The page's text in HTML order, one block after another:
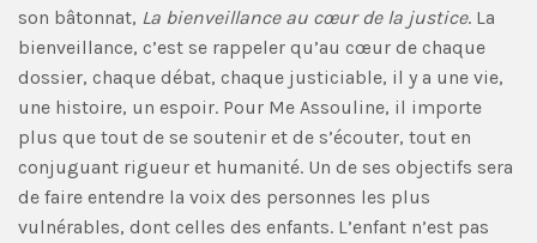
son bâtonnat, La bienveillance au cœur de la justice. La
bienveillance, c’est se rappeler qu’au cœur de chaque
dossier, chaque débat, chaque justiciable, il y a une vie,
une histoire, un espoir. Pour Me Assouline, il importe
plus que tout de se soutenir et de s’écouter, tout en
conjuguant rigueur et humanité. Un de ses objectifs sera
de faire entendre la voix des personnes les plus
vulnérables, dont celles des enfants. L’enfant n’est pas